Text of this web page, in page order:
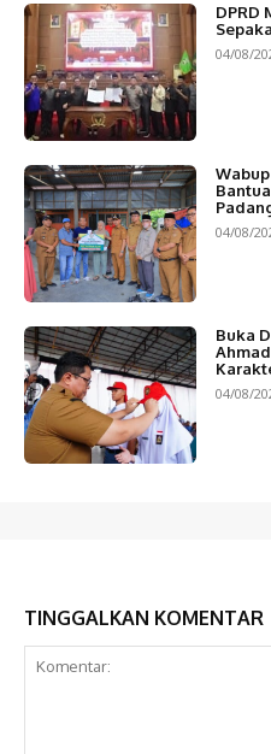
DPRD
04/08/
04/08/
Buka
04/08/
TINGGALKAN KOMENTAR